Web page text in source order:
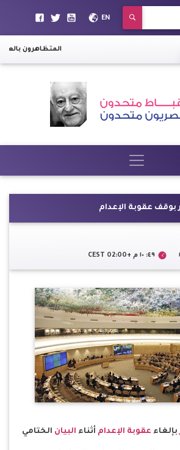
EN
المتظاهرون
٤٩: ١٠ م +02:00 CEST
بإلغاء عقوبة الإعدام أثناء البيان الختامي